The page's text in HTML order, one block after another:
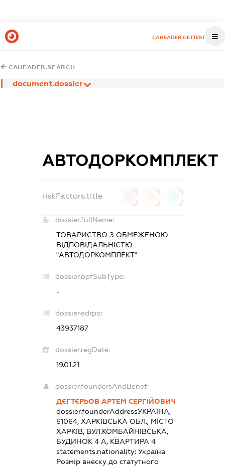
CAHEADER.GETTEST
CAHEADER.SEARCH
document.dossier
АВТОДОРКОМПЛЕКТ
riskFactors.title
dossier.fullName:
ТОВАРИСТВО З ОБМЕЖЕНОЮ
ВІДПОВІДАЛЬНІСТЮ
"АВТОДОРКОМПЛЕКТ"
dossier.opfSubType:
-
dossier.edrpo:
43937187
dossier.regDate:
19.01.21
dossier.foundersAndBenef:
ДЄГТЄРЬОВ АРТЕМ СЕРГІЙОВИЧ
dossier.founderAddressУКРАЇНА,
61064, ХАРКІВСЬКА ОБЛ., МІСТО
ХАРКІВ, ВУЛ.КОМБАЙНІВСЬКА,
БУДИНОК 4 А, КВАРТИРА 4
statements.nationality:Україна
Розмір внеску до статутного